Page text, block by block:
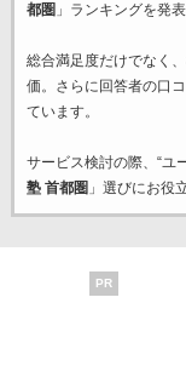
都圏 」ランキングを発
総合満足度だけでなく
価。さらに回答者の口
ています。
サービス検討の際、“ユ
塾 首都圏 」選びにお役
PR